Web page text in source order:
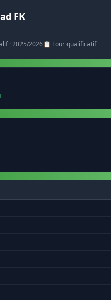
FK
· 2025/2026📋 Tour qualificatif